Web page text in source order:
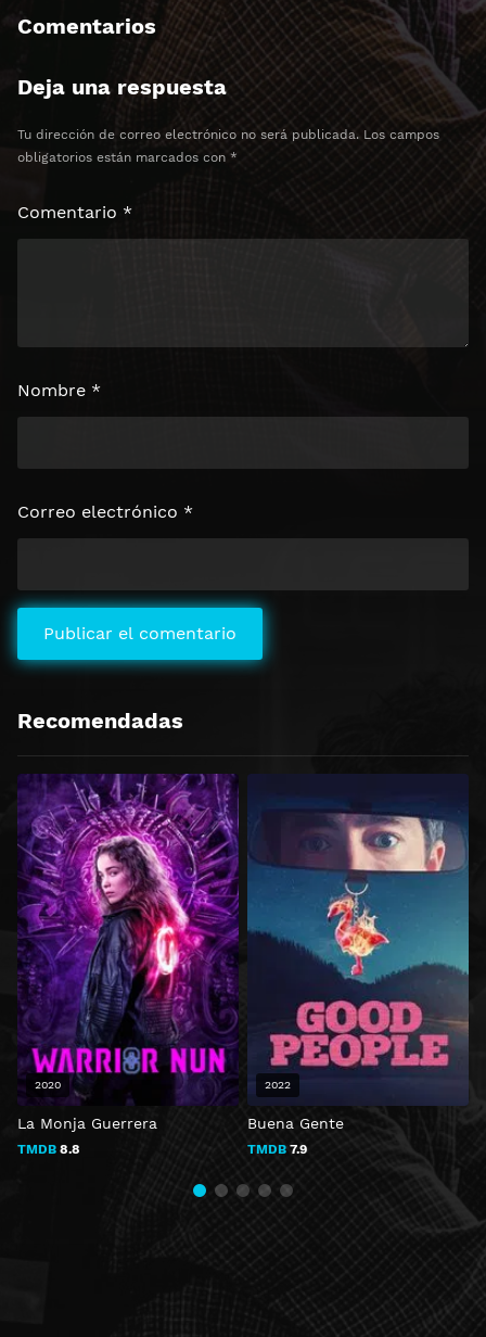
Comentarios
Deja una respuesta
Tu dirección de correo electrónico no será publicada. Los campos
obligatorios están marcados con *
Comentario *
Nombre *
Correo electrónico *
Recomendadas
La Monja Guerrera
TMDB 8.8
2020
Buena Gente
TMDB 7.9
2022